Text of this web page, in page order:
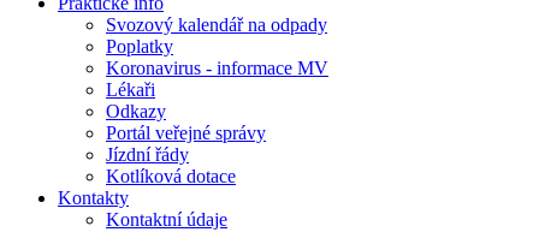
Svozový kalendář na odpady
Poplatky
Koronavirus - informace MV
Lékaři
Odkazy
Portál veřejné správy
Jízdní řády
Kotlíková dotace
Kontakty
Kontaktní údaje